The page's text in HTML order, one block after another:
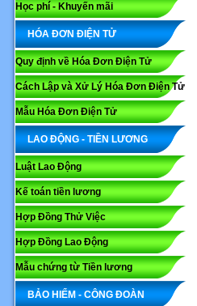
Học phí - Khuyến mãi
HÓA ĐƠN ĐIỆN TỬ
Quy định về Hóa Đơn Điện Tử
Cách Lập và Xử Lý Hóa Đơn Điện Tử
Mẫu Hóa Đơn Điện Tử
LAO ĐỘNG - TIỀN LƯƠNG
Luật Lao Động
Kế toán tiền lương
Hợp Đồng Thử Việc
Hợp Đồng Lao Động
Mẫu chứng từ Tiền lương
BẢO HIỂM - CÔNG ĐOÀN